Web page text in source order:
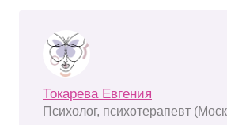
Токарева Евгения
Психолог, психотерапевт